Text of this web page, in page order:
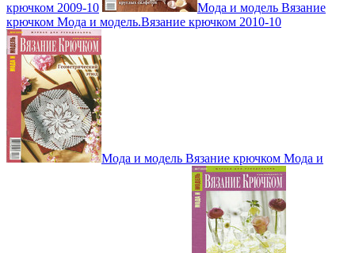
крючком 2009-10
Мода и модель Вязание
крючком Мода и модель.Вязание крючком 2010-10
Мода и модель Вязание крючком Мода и